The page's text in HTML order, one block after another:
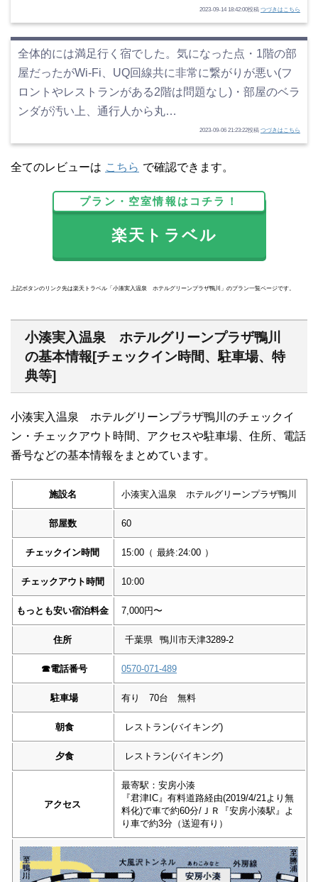
2023-09-14 18:42:00投稿 つづきはこちら
全体的には満足行く宿でした。気になった点・1階の部
屋だったがWi-Fi、UQ回線共に非常に繋がりが悪い(フ
ロントやレストランがある2階は問題なし)・部屋のベラ
ンダが汚い上、通行人から丸…
2023-09-06 21:23:22投稿 つづきはこちら
全てのレビューは こちら で確認できます。
プラン・空室情報はコチラ！
楽天トラベル
上記ボタンのリンク先は楽天トラベル「小湊実入温泉 ホテルグリーンプラザ鴨川」のプラン一覧ページです。
小湊実入温泉 ホテルグリーンプラザ鴨川
の基本情報[チェックイン時間、駐車場、特
典等]
小湊実入温泉 ホテルグリーンプラザ鴨川のチェックイ
ン・チェックアウト時間、アクセスや駐車場、住所、電話
番号などの基本情報をまとめています。
施設名 小湊実入温泉 ホテルグリーンプラザ鴨川
部屋数 60
チェックイン時間 15:00 （ 最終:24:00 ）
チェックアウト時間 10:00
もっとも安い宿泊料金 7,000円〜
住所 千葉県 鴨川市天津3289-2
☎︎電話番号 0570-071-489
駐車場 有り 70台 無料
朝食 レストラン(バイキング)
夕食 レストラン(バイキング)
アクセス
最寄駅：安房小湊
『君津IC』有料道路経由(2019/4/21より無
料化)で車で約60分/ＪＲ『安房小湊駅』よ
り車で約3分（送迎有り）